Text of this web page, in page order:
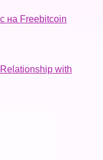
на Freebitcoin
with